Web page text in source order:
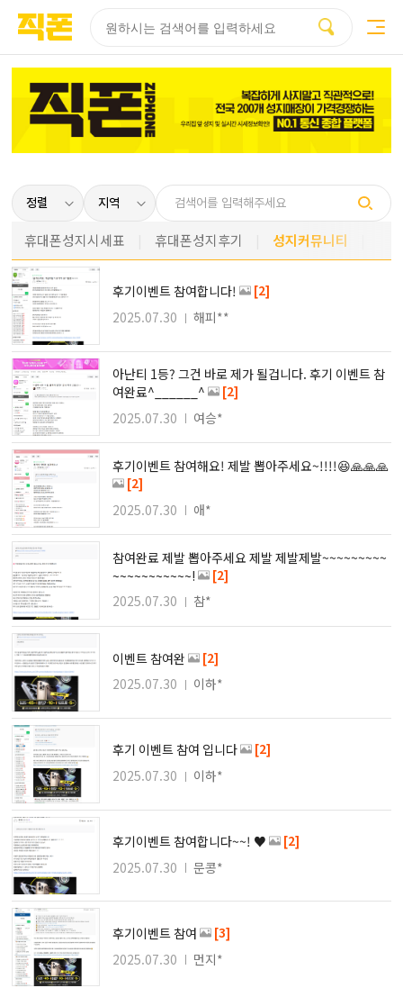
휴대폰성지시세표 휴대폰성지후기 성지커뮤니티
후기이벤트 참여합니다!
[2]
2025.07.30
해피**
아난티 1등? 그건 바로 제가 될겁니다. 후기 이벤트 참
여완료^______^
[2]
2025.07.30
여승*
후기이벤트 참여해요! 제발 뽑아주세요~!!!!😆🙏🙏🙏
[2]
2025.07.30
애*
참여완료 제발 뽑아주세요 제발 제발제발~~~~~~~~~
~~~~~~~~~~~!
[2]
2025.07.30
참*
이벤트 참여완
[2]
2025.07.30
이하*
후기 이벤트 참여 입니다
[2]
2025.07.30
이하*
후기이벤트 참여합니다~~! ♥
[2]
2025.07.30
문콩*
후기이벤트 참여
[3]
2025.07.30
먼지*
페이지
페이지
페이지
페이지